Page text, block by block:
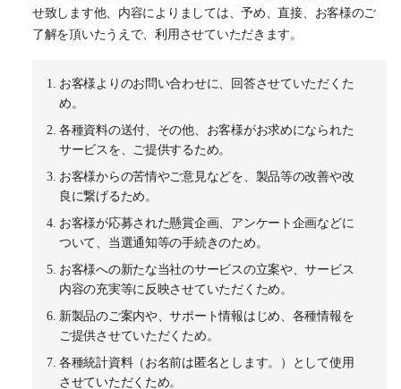
せ致します他、内容によりましては、予め、直接、お客様のご
了解を頂いたうえで、利用させていただきます。
お客様よりのお問い合わせに、回答させていただくた
め。
各種資料の送付、その他、お客様がお求めになられた
サービスを、ご提供するため。
お客様からの苦情やご意見などを、製品等の改善や改
良に繋げるため。
お客様が応募された懸賞企画、アンケート企画などに
ついて、当選通知等の手続きのため。
お客様への新たな当社のサービスの立案や、サービス
内容の充実等に反映させていただくため。
新製品のご案内や、サポート情報はじめ、各種情報を
ご提供させていただくため。
各種統計資料（お名前は匿名とします。）として使用
させていただくため。